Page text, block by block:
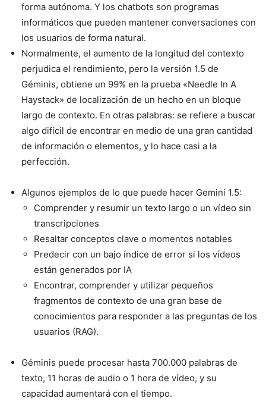
forma autónoma. Y los chatbots son programas
informáticos que pueden mantener conversaciones con
los usuarios de forma natural.
Normalmente, el aumento de la longitud del contexto
perjudica el rendimiento, pero la versión 1.5 de
Géminis, obtiene un 99% en la prueba «Needle In A
Haystack» de localización de un hecho en un bloque
largo de contexto. En otras palabras: se refiere a buscar
algo difícil de encontrar en medio de una gran cantidad
de información o elementos, y lo hace casi a la
perfección.
Algunos ejemplos de lo que puede hacer Gemini 1.5:
Comprender y resumir un texto largo o un vídeo sin
transcripciones
Resaltar conceptos clave o momentos notables
Predecir con un bajo índice de error si los vídeos
están generados por IA
Encontrar, comprender y utilizar pequeños
fragmentos de contexto de una gran base de
conocimientos para responder a las preguntas de los
usuarios (RAG).
Géminis puede procesar hasta 700.000 palabras de
texto, 11 horas de audio o 1 hora de vídeo, y su
capacidad aumentará con el tiempo.